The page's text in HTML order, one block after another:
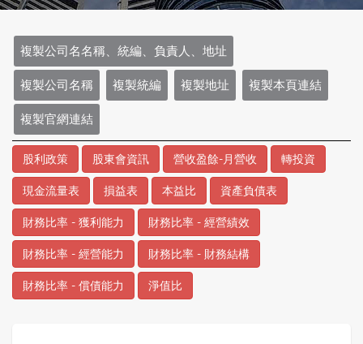
複製公司名名稱、統編、負責人、地址
複製公司名稱 複製統編 複製地址 複製本頁連結
複製官網連結
股利政策 股東會資訊 營收盈餘-月營收 轉投資
現金流量表 損益表 本益比 資產負債表
財務比率 - 獲利能力 財務比率 - 經營績效
財務比率 - 經營能力 財務比率 - 財務結構
財務比率 - 償債能力 淨值比